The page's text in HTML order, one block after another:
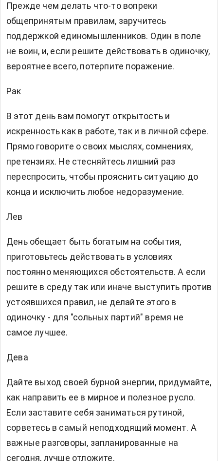
Прежде чем делать что-то вопреки
общепринятым правилам, заручитесь
поддержкой единомышленников. Один в поле
не воин, и, если решите действовать в одиночку,
вероятнее всего, потерпите поражение.
Рак
В этот день вам помогут открытость и
искренность как в работе, так и в личной сфере.
Прямо говорите о своих мыслях, сомнениях,
претензиях. Не стесняйтесь лишний раз
переспросить, чтобы прояснить ситуацию до
конца и исключить любое недоразумение.
Лев
День обещает быть богатым на события,
приготовьтесь действовать в условиях
постоянно меняющихся обстоятельств. А если
решите в среду так или иначе выступить против
устоявшихся правил, не делайте этого в
одиночку - для "сольных партий" время не
самое лучшее.
Дева
Дайте выход своей бурной энергии, придумайте,
как направить ее в мирное и полезное русло.
Если заставите себя заниматься рутиной,
сорветесь в самый неподходящий момент. А
важные разговоры, запланированные на
сегодня, лучше отложите.